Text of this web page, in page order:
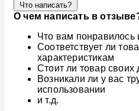
Что написать?
О чем написать в
Что вам понравилось
Соответствует ли
характеристикам
Стоит ли товар своих
Возникали ли у вас
использовании
и т.д.